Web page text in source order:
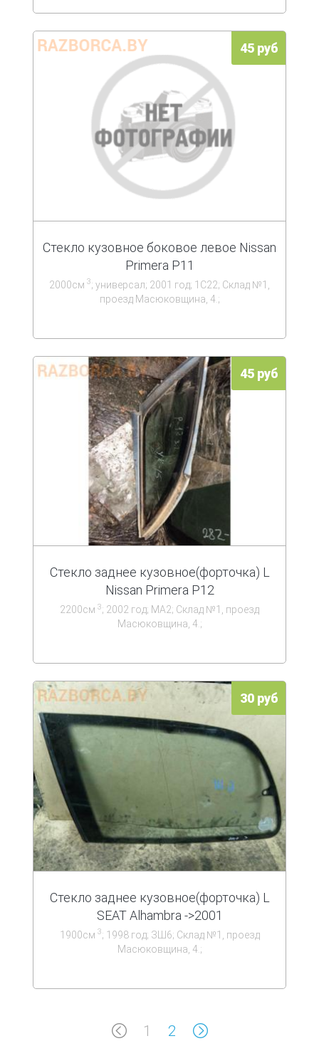
45 руб
Стекло кузовное боковое левое Nissan
Primera P11
2000см 3; универсал; 2001 год; 1С22; Склад №1,
проезд Масюковщина, 4.;
45 руб
Стекло заднее кузовное(форточка) L
Nissan Primera P12
2200см 3; 2002 год; МА2; Склад №1, проезд
Масюковщина, 4.;
30 руб
Стекло заднее кузовное(форточка) L
SEAT Alhambra ->2001
1900см 3; 1998 год; ЗШ6; Склад №1, проезд
Масюковщина, 4.;
1 2